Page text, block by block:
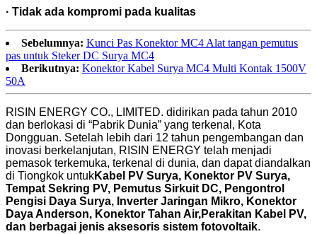
· Tidak ada kompromi pada kualitas
Sebelumnya: Kunci Pas Konektor MC4 Alat tangan pemutus
pas untuk Steker DC Surya MC4
Berikutnya: Konektor Kabel Surya MC4 Multi Kontak 1500V
50A
RISIN ENERGY CO., LIMITED. didirikan pada tahun 2010
dan berlokasi di “Pabrik Dunia” yang terkenal, Kota
Dongguan. Setelah lebih dari 12 tahun pengembangan dan
inovasi berkelanjutan, RISIN ENERGY telah menjadi
pemasok terkemuka, terkenal di dunia, dan dapat diandalkan
di Tiongkok untukKabel PV Surya, Konektor PV Surya,
Tempat Sekring PV, Pemutus Sirkuit DC, Pengontrol
Pengisi Daya Surya, Inverter Jaringan Mikro, Konektor
Daya Anderson, Konektor Tahan Air,Perakitan Kabel PV,
dan berbagai jenis aksesoris sistem fotovoltaik.